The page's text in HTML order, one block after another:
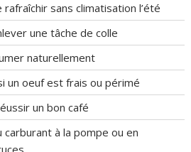
sans climatisation l’été
une tâche de colle
naturellement
un oeuf est frais ou périmé
un bon café
à la pompe ou en